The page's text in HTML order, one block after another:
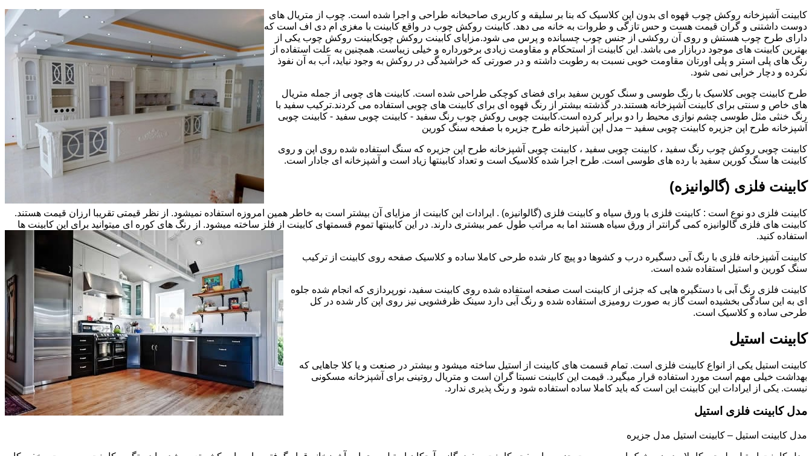
کابینت آشپزخانه روکش چوب قهوه ای بدون اپن کلاسیک که بنا بر سلیقه و کاربری صاحبخانه طراحی و اجرا شده است. چوب از متریال های
دوست داشتنی و گران قیمت هست و حس تازگی و طروات به خانه می دهد. کابینت روکش چوب در واقع کابینت با مغزی ام دی اف است که
دارای طرح چوب هستش و روی آن روکشی از جنس چوب چسبانده و پرس می شود.مزایای کابینت روکش چوبکابینت روکش چوب یکی از
بهترین کابینت های موجود دربازار می باشد. این کابینت از استحکام و مقاومت زیادی برخورداره و خیلی زیباست. همچنین به علت استفاده از
رنگ های پلی استر و پلی اورتان مقاومت خوبی نسبت به رطوبت داشته و در صورتی که خراشیدگی در روکش به وجود نیاید، آب به آن نفوذ
نکرده و دچار خرابی نمی شود.
طرح کابینت چوبی کلاسیک با رنگ طوسی و سنگ کورین سفید برای فضای کوچکی طراحی شده است. کابینت های چوبی از جمله متریال
های خاص و سنتی برای کابینت آشپزخانه هستند.در گذشته بیشتر از رنگ قهوه ای برای کابینت های چوبی استفاده می کردند.ترکیب سفید با
رنگ خنثی مثل طوسی چشم نوازی محیط را دو برابر کرده است.کابینت چوبی روکش چوب رنگ سفید - کابینت چوبی سفید - کابینت چوبی
آشپزخانه طرح اپن جزیره کابینت چوبی سفید – مدل اپن آشپزخانه طرح جزیره با صفحه سنگ کورین
کابینت چوبی روکش چوب رنگ سفید ، کابینت چوبی سفید ، کابینت چوبی آشپزخانه طرح اپن جزیره که سنگ استفاده شده روی اپن و روی
کابینت ها سنگ کورین سفید با رده های طوسی است. طرح اجرا شده کلاسیک است و تعداد کابینتها زیاد است و آشپزخانه ای جادار است.
کابینت فلزی (گالوانیزه)
کابینت فلزی دو نوع است : کابینت فلزی با ورق سیاه و کابینت فلزی (گالوانیزه) . ایرادات این کابینت از مزایای آن بیشتر است به خاطر همین امروزه استفاده نمیشود. از نظر قیمتی تقریبا ارزان قیمت هستند.
کابینت های فلزی گالوانیزه کمی گرانتر از ورق سیاه هستند اما به مراتب طول عمر بیشتری دارند. در این کابینتها تموم قسمتهای کابینت از فلز ساخته میشود. از رنگ های کوره ای میتوانید برای این کابینت ها
استفاده کنید.
کابینت آشپزخانه فلزی با رنگ آبی دسگیره درب و کشوها دو پیچ کار شده طرحی کاملا ساده و کلاسیک صفحه روی کابینت از ترکیب
سنگ کورین و استیل استفاده شده است.
کابینت فلزی رنگ آبی با دستگیره هایی که جزئی از کابینت است صفحه استفاده شده روی کابینت سفید، نورپردازی که انجام شده جلوه
ای به این سادگی بخشیده است گاز به صورت رومیزی استفاده شده و رنگ آبی دارد سینک ظرفشویی نیز روی اپن کار شده در کل
طرحی ساده و کلاسیک است.
کابینت استیل
کابینت استیل یکی از انواع کابینت فلزی است. تمام قسمت های کابینت از استیل ساخته میشود و بیشتر در صنعت و یا کلا جاهایی که
بهداشت خیلی مهم است مورد استفاده قرار میگیرد. قیمت این کابینت نسبتا گران است و متریال روتینی برای آشپزخانه مسکونی
نیست. یکی از ایرادات این کابینت این است که باید کاملا ساده استفاده شود و رنگ پذیری ندارد.
مدل کابینت فلزی استیل
مدل کابینت استیل – کابینت استیل مدل جزیره